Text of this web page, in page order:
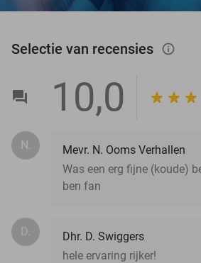
Selectie van recensies info_outlined
10,0
N.
Mevr. N. Ooms Verhallen
Was een erg fijne (koude)
ben fan
D.
Dhr. D. Swiggers
hele ervaring rijker!